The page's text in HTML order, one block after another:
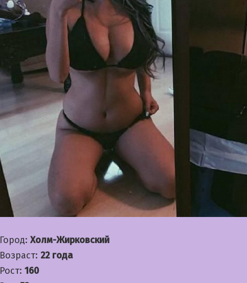
Город: Холм-Жирковский
Возраст: 22 года
Рост: 160